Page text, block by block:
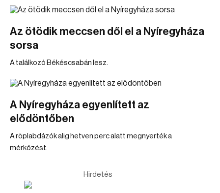
Az ötödik meccsen dől el a Nyíregyháza
sorsa
A találkozó Békéscsabán lesz.
A Nyíregyháza egyenlített az
elődöntőben
A röplabdázók alig hetven perc alatt megnyerték a
mérkőzést.
Hirdetés